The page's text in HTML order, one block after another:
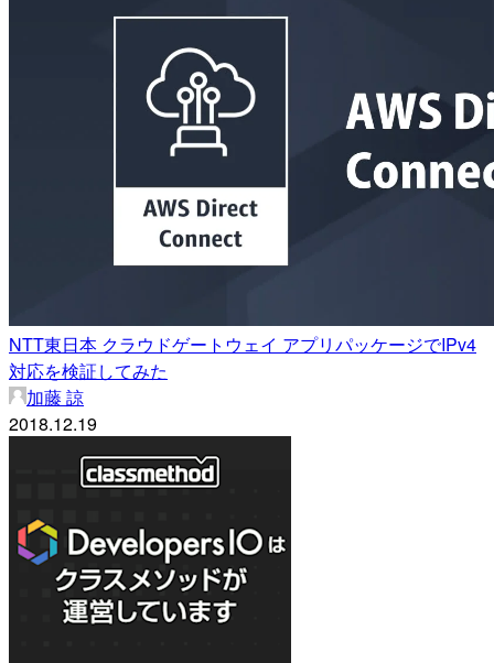
NTT東日本 クラウドゲートウェイ アプリパッケージでIPv4
対応を検証してみた
加藤 諒
2018.12.19